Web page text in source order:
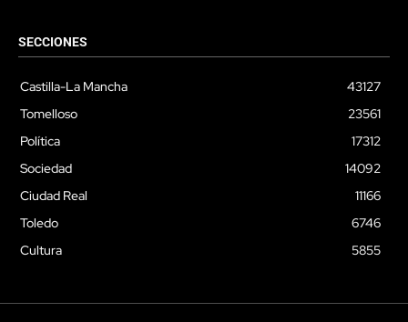
SECCIONES
Castilla-La Mancha
43127
Tomelloso
23561
Política
17312
Sociedad
14092
Ciudad Real
11166
Toledo
6746
Cultura
5855